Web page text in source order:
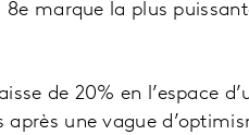
marque la plus
de 20% en l’espace
une vague